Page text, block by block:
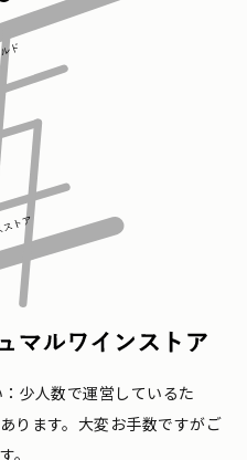
少人数で運営しているた
ります。大変お手数ですがご
。